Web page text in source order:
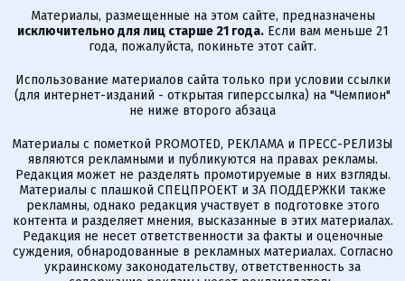
Материалы, размещенные на этом сайте, предназначены
исключительно для лиц старше 21 года.Если вам меньше 21
года, пожалуйста, покиньте этот сайт.
Использование материалов сайта только при условии ссылки
(для интернет-изданий - открытая гиперссылка) на "Чемпион"
не ниже второго абзаца
Материалы с пометкой PROMOTED, РЕКЛАМА и ПРЕСС-РЕЛИЗЫ
являются рекламными и публикуются на правах рекламы.
Редакция может не разделять промотируемые в них взгляды.
Материалы с плашкой СПЕЦПРОЕКТ и ЗА ПОДДЕРЖКИ также
рекламны, однако редакция участвует в подготовке этого
контента и разделяет мнения, высказанные в этих материалах.
Редакция не несет ответственности за факты и оценочные
суждения, обнародованные в рекламных материалах. Согласно
украинскому законодательству, ответственность за